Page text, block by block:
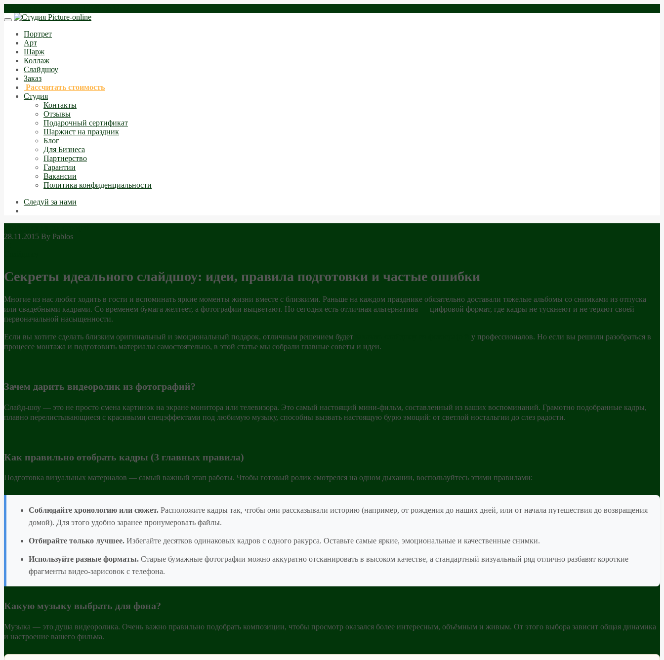
Портрет
Арт
Шарж
Коллаж
Слайдшоу
Заказ
Рассчитать стоимость
Студия
Контакты
Отзывы
Подарочный сертификат
Шаржист на праздник
Блог
Для Бизнеса
Партнерство
Гарантии
Вакансии
Политика конфиденциальности
Следуй за нами
28.11.2015 By Pablos
Секреты идеального слайдшоу: идеи, правила подготовки и частые ошибки
Многие из нас любят ходить в гости и вспоминать яркие моменты жизни вместе с близкими. Раньше на каждом празднике обязательно доставали тяжелые альбомы со снимками из отпуска
или свадебными кадрами. Со временем бумага желтеет, а фотографии выцветают. Но сегодня есть отличная альтернатива — цифровой формат, где кадры не тускнеют и не теряют своей
первоначальной насыщенности.
Если вы хотите сделать близким оригинальный и эмоциональный подарок, отличным решением будет
у профессионалов. Но если вы решили разобраться в
процессе монтажа и подготовить материалы самостоятельно, в этой статье мы собрали главные советы и идеи.
Зачем дарить видеоролик из фотографий?
Слайд-шоу — это не просто смена картинок на экране монитора или телевизора. Это самый настоящий мини-фильм, составленный из ваших воспоминаний. Грамотно подобранные кадры,
плавно перелистывающиеся с красивыми спецэффектами под любимую музыку, способны вызвать настоящую бурю эмоций: от светлой ностальгии до слез радости.
Как правильно отобрать кадры (3 главных правила)
Подготовка визуальных материалов — самый важный этап работы. Чтобы готовый ролик смотрелся на одном дыхании, воспользуйтесь этими правилами:
Соблюдайте хронологию или сюжет. Расположите кадры так, чтобы они рассказывали историю (например, от рождения до наших дней, или от начала путешествия до возвращения
домой). Для этого удобно заранее пронумеровать файлы.
Отбирайте только лучшее. Избегайте десятков одинаковых кадров с одного ракурса. Оставьте самые яркие, эмоциональные и качественные снимки.
Используйте разные форматы. Старые бумажные фотографии можно аккуратно отсканировать в высоком качестве, а стандартный визуальный ряд отлично разбавят короткие
фрагменты видео-зарисовок с телефона.
Какую музыку выбрать для фона?
Музыка — это душа видеоролика. Очень важно правильно подобрать композиции, чтобы просмотр оказался более интересным, объёмным и живым. От этого выбора зависит общая динамика
и настроение вашего фильма.